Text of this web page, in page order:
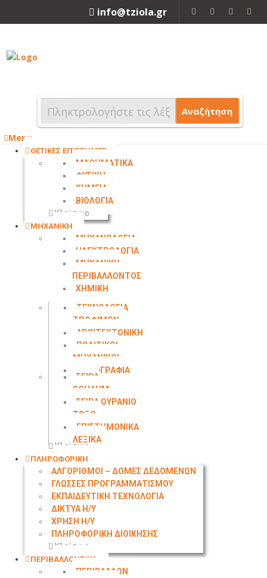
info@tziola.gr
Αναζήτηση
Menu
ΘΕΤΙΚΕΣ ΕΠΙΣΤΗΜΕΣ
ΜΑΘΗΜΑΤΙΚΑ
ΦΥΣΙΚΗ
ΧΗΜΕΙΑ
ΒΙΟΛΟΓΙΑ
Κλείσιμο
ΜΗΧΑΝΙΚΗ
ΜΗΧΑΝΟΛΟΓΙΑ
ΗΛΕΚΤΡΟΛΟΓΙΑ
ΜΗΧΑΝΙΚΗ
ΠΕΡΙΒΑΛΛΟΝΤΟΣ
ΧΗΜΙΚΗ
ΤΕΧΝΟΛΟΓΙΑ
ΤΡΟΦΙΜΩΝ
ΑΡΧΙΤΕΚΤΟΝΙΚΗ
ΠΟΛΙΤΙΚΟΙ
ΜΗΧΑΝΙΚΟΙ
ΤΟΠΟΓΡΑΦΙΑ
ΣΕΙΡΑ
SCHAUM
ΣΕΙΡΑ ΟΥΡΑΝΙΟ
ΤΟΞΟ
ΕΠΙΣΤΗΜΟΝΙΚΑ
ΛΕΞΙΚΑ
Κλείσιμο
ΠΛΗΡΟΦΟΡΙΚΗ
ΑΛΓΟΡΙΘΜΟΙ – ΔΟΜΕΣ ΔΕΔΟΜΕΝΩΝ
ΓΛΩΣΣΕΣ ΠΡΟΓΡΑΜΜΑΤΙΣΜΟΥ
ΕΚΠΑΙΔΕΥΤΙΚΗ ΤΕΧΝΟΛΟΓΙΑ
ΔΙΚΤΥΑ Η/Υ
ΧΡΗΣΗ Η/Υ
ΠΛΗΡΟΦΟΡΙΚΗ ΔΙΟΙΚΗΣΗΣ
Κλείσιμο
ΠΕΡΙΒΑΛΛΟΝΤΙΚΑ
ΠΕΡΙΒΑΛΛΟΝ